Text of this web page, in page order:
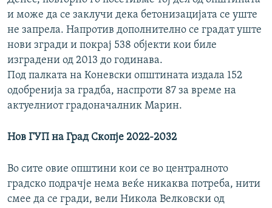
i
o
u
s
s
l
i
e
s
l
i
d
e
и може да се заклучи дека бетонизацијата се уште
не запрела. Напротив дополнително се градат уште
нови згради и покрај 538 објекти кои биле
изградени од 2013 до годинава.
Под палката на Коневски општината издала 152
одобренија за градба, наспроти 87 за време на
актуелниот градоначалник Марин.
Нов ГУП на Град Скопје 2022-2032
Во сите овие општини кои се во централното
градско подрачје нема веќе никаква потреба, нити
смее да се гради, вели Никола Велковски од